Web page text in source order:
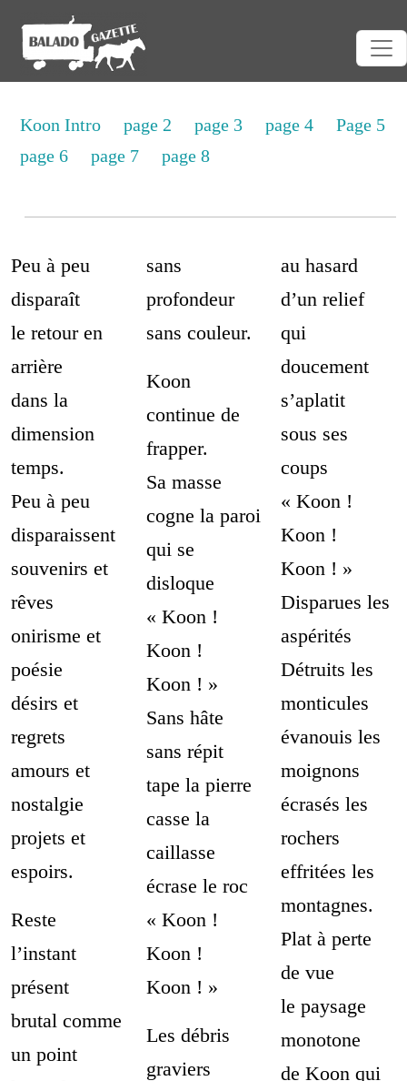
Koon Intro page 2 page 3 page 4
Page 5
page 6
page 7 page 8
Peu à peu
disparaît
le retour en
arrière
dans la
dimension
temps.
Peu à peu
disparaissent
souvenirs et
rêves
onirisme et
poésie
désirs et
regrets
amours et
nostalgie
projets et
espoirs.
Reste
l’instant
présent
brutal comme
un point
sans
profondeur
sans couleur.
Koon
continue de
frapper.
Sa masse
cogne la paroi
qui se
disloque
« Koon !
Koon !
Koon ! »
Sans hâte
sans répit
tape la pierre
casse la
caillasse
écrase le roc
« Koon !
Koon !
Koon ! »
Les débris
graviers
au hasard
d’un relief
qui
doucement
s’aplatit
sous ses
coups
« Koon !
Koon !
Koon ! »
Disparues les
aspérités
Détruits les
monticules
évanouis les
moignons
écrasés les
rochers
effritées les
montagnes.
Plat à perte
de vue
le paysage
monotone
de Koon qui